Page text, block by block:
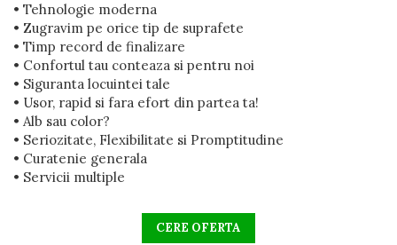
• Tehnologie moderna
• Zugravim pe orice tip de suprafete
• Timp record de finalizare
• Confortul tau conteaza si pentru noi
• Siguranta locuintei tale
• Usor, rapid si fara efort din partea ta!
• Alb sau color?
• Seriozitate, Flexibilitate si Promptitudine
• Curatenie generala
• Servicii multiple
CERE OFERTA